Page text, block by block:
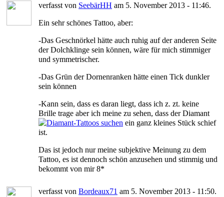
verfasst von SeebärHH am 5. November 2013 - 11:46.
Ein sehr schönes Tattoo, aber:
-Das Geschnörkel hätte auch ruhig auf der anderen Seite
der Dolchklinge sein können, wäre für mich stimmiger
und symmetrischer.
-Das Grün der Dornenranken hätte einen Tick dunkler
sein können
-Kann sein, dass es daran liegt, dass ich z. zt. keine
Brille trage aber ich meine zu sehen, dass der Diamant
ein ganz kleines Stück schief
ist.
Das ist jedoch nur meine subjektive Meinung zu dem
Tattoo, es ist dennoch schön anzusehen und stimmig und
bekommt von mir 8*
verfasst von Bordeaux71 am 5. November 2013 - 11:50.